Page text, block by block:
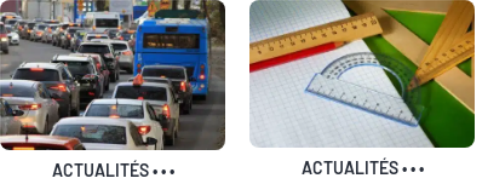
ACTUALITÉS••• ACTUALITÉS•••